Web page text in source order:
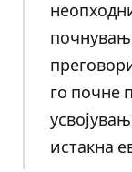
го почне
истакна